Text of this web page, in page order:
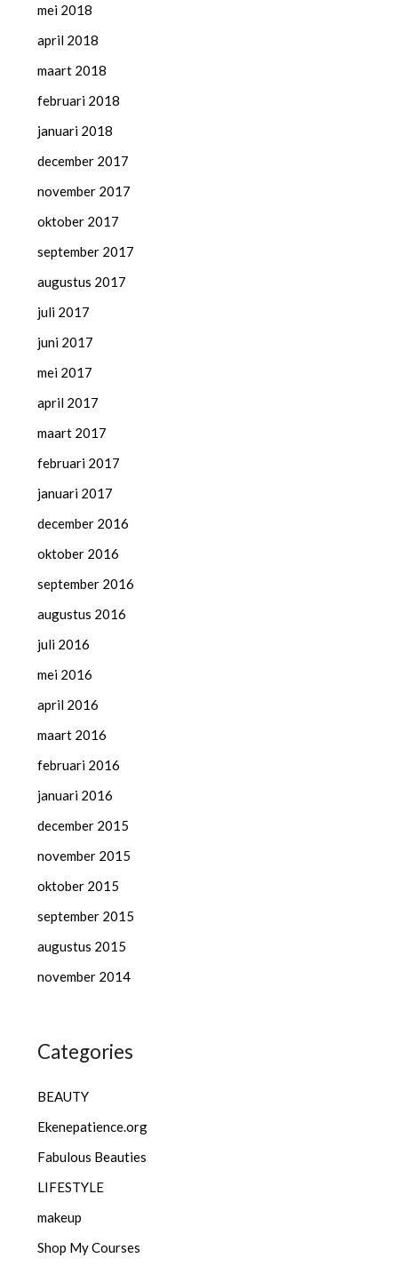
mei 2018
april 2018
maart 2018
februari 2018
januari 2018
december 2017
november 2017
oktober 2017
september 2017
augustus 2017
juli 2017
juni 2017
mei 2017
april 2017
maart 2017
februari 2017
januari 2017
december 2016
oktober 2016
september 2016
augustus 2016
juli 2016
mei 2016
april 2016
maart 2016
februari 2016
januari 2016
december 2015
november 2015
oktober 2015
september 2015
augustus 2015
november 2014
Categories
BEAUTY
Ekenepatience.org
Fabulous Beauties
LIFESTYLE
makeup
Shop My Courses